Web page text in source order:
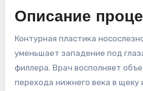
Описание
Контурная пластика
уменьшает западение под
филлера. Врач восполняет
перехода нижнего века в щеку